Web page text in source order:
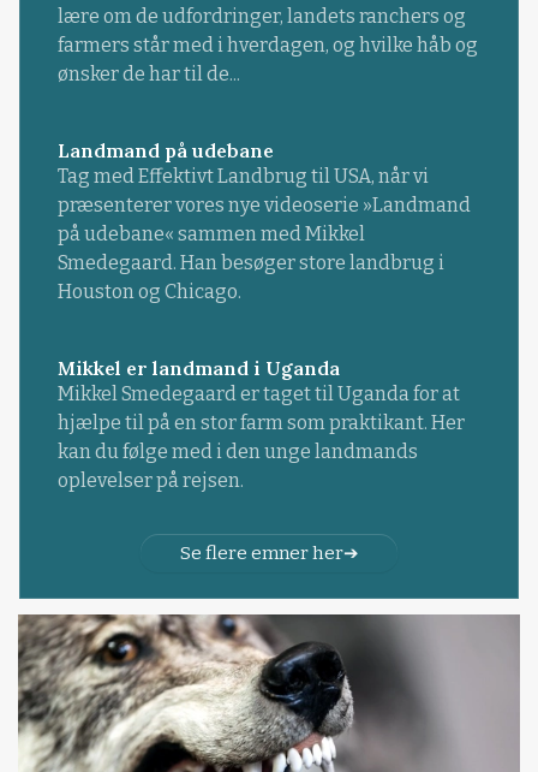
lære om de udfordringer, landets ranchers og
farmers står med i hverdagen, og hvilke håb og
ønsker de har til de...
Landmand på udebane
Tag med Effektivt Landbrug til USA, når vi
præsenterer vores nye videoserie »Landmand
på udebane« sammen med Mikkel
Smedegaard. Han besøger store landbrug i
Houston og Chicago.
Mikkel er landmand i Uganda
Mikkel Smedegaard er taget til Uganda for at
hjælpe til på en stor farm som praktikant. Her
kan du følge med i den unge landmands
oplevelser på rejsen.
Se flere emner her